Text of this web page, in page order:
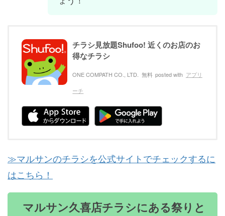
チラシ見放題Shufoo! 近くのお店のお
得なチラシ
ONE COMPATH CO., LTD. 無料 posted with アプリ
ーチ
≫マルサンのチラシを公式サイトでチェックするに
はこちら！
マルサン久喜店チラシにある祭りと